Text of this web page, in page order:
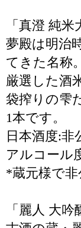
「真澄 純米
夢殿は明治
てきた名称。
厳選した酒
袋搾りの雫
1本です。
日本酒度:非
アルコール
*蔵元様で
「麗人 大吟